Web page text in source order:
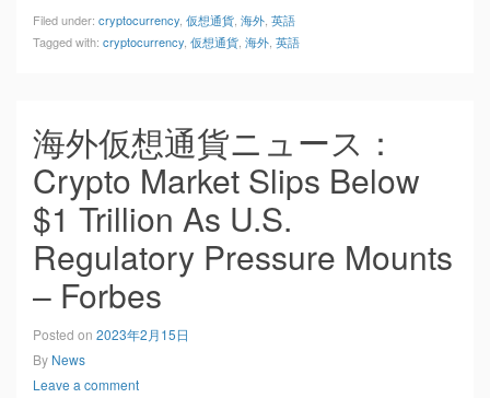
Filed under: cryptocurrency 仮想通貨 海外 英語
Tagged with: cryptocurrency 仮想通貨 海外 英語
海外仮想通貨ニュース：
Crypto Market Slips Below
$1 Trillion As U.S.
Regulatory Pressure Mounts
– Forbes
Posted on 2023年2月15日
By News
Leave a comment